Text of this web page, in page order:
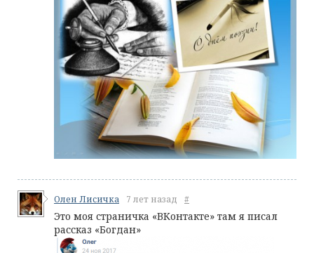
Олен Лисичка 7 лет назад #
Это моя страничка «ВКонтакте» там я писал
рассказ «Богдан»